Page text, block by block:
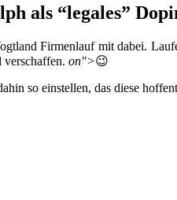
als “legales”
Firmenlauf mit dabei.
verschaffen. on">😉
so einstellen, das diese